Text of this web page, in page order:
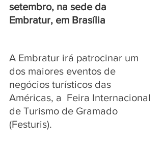
setembro, na sede da
Embratur, em Brasília
A Embratur irá patrocinar um
dos maiores eventos de
negócios turísticos das
Américas, a  Feira Internacional
de Turismo de Gramado
(Festuris).